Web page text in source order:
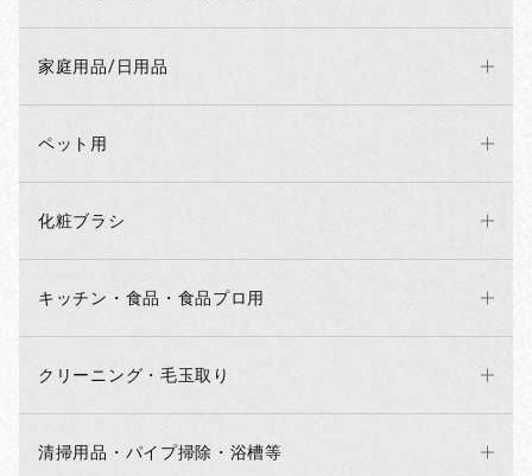
家庭用品/日用品
ペット用
化粧ブラシ
キッチン・食品・食品プロ用
クリーニング・毛玉取り
清掃用品・パイプ掃除・浴槽等